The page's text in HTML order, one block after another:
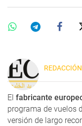
REDACCIÓN
El fabricante
programa de vuelos
versión de largo